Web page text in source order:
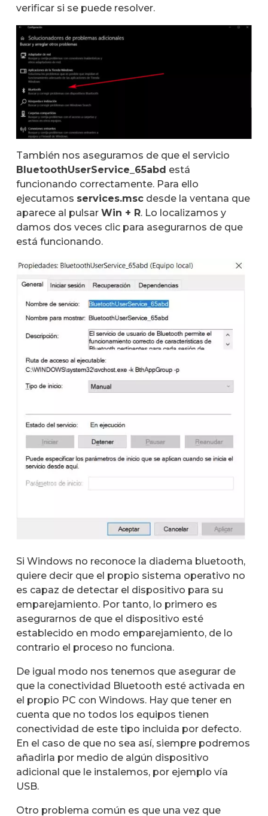
verificar si se puede resolver.
También nos aseguramos de que el servicio
BluetoothUserService_65abd está
funcionando correctamente. Para ello
ejecutamos services.msc desde la ventana que
aparece al pulsar Win + R. Lo localizamos y
damos dos veces clic para asegurarnos de que
está funcionando.
Si Windows no reconoce la diadema bluetooth,
quiere decir que el propio sistema operativo no
es capaz de detectar el dispositivo para su
emparejamiento. Por tanto, lo primero es
asegurarnos de que el dispositivo esté
establecido en modo emparejamiento, de lo
contrario el proceso no funciona.
De igual modo nos tenemos que asegurar de
que la conectividad Bluetooth esté activada en
el propio PC con Windows. Hay que tener en
cuenta que no todos los equipos tienen
conectividad de este tipo incluida por defecto.
En el caso de que no sea así, siempre podremos
añadirla por medio de algún dispositivo
adicional que le instalemos, por ejemplo vía
USB.
Otro problema común es que una vez que